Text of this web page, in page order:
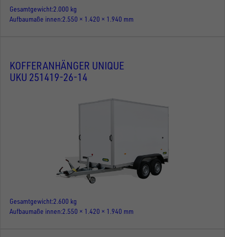
Gesamtgewicht 2.000 kg
Aufbaumaße innen 2.550 × 1.420 × 1.940 mm
KOFFERANHÄNGER UNIQUE
UKU 251419-26-14
Gesamtgewicht 2.600 kg
Aufbaumaße innen 2.550 × 1.420 × 1.940 mm